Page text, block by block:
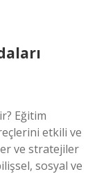
Eğitim
etkili ve
ve stratejiler
sosyal ve